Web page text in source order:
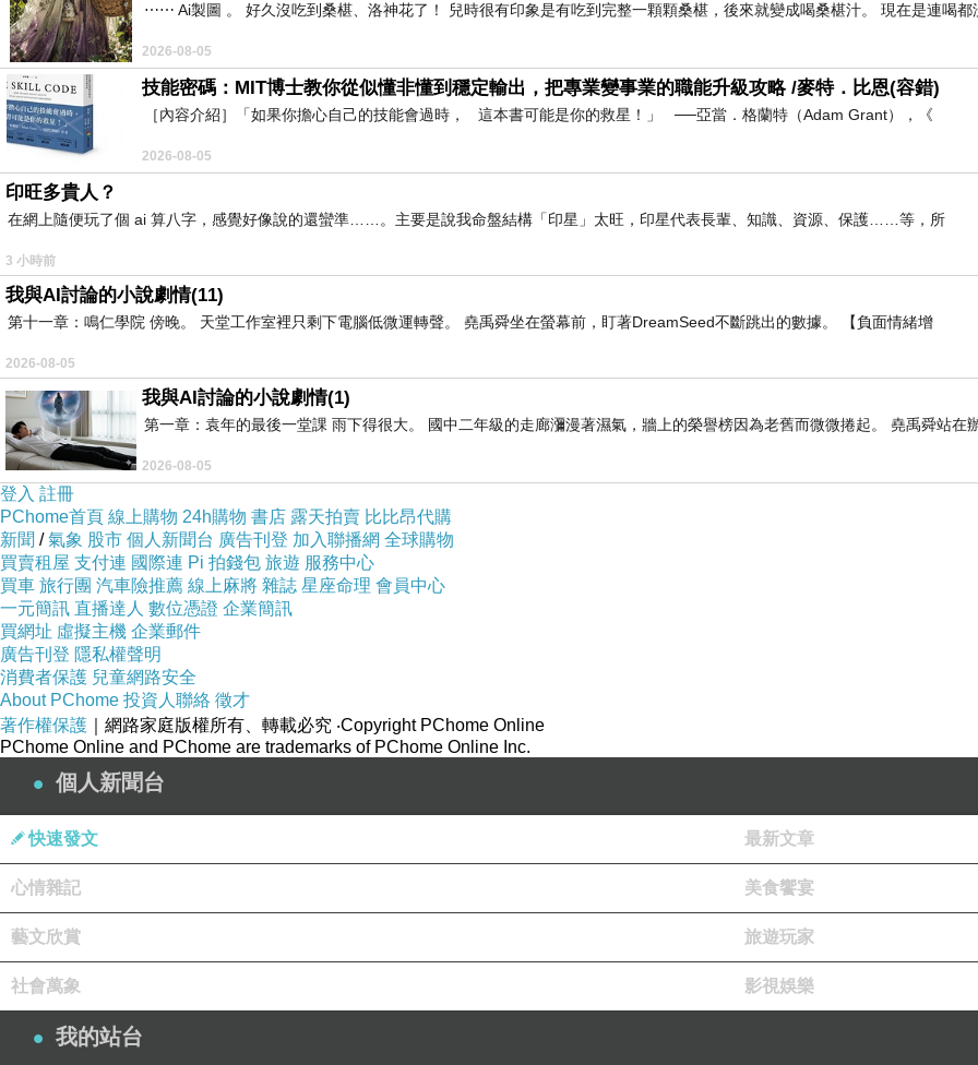
⋯⋯ Ai製圖 。 好久沒吃到桑椹、洛神花了！ 兒時很有印象是有吃到完整一顆顆桑椹，後來就變成喝桑椹汁。 現在是連喝都
2026-08-05
技能密碼：MIT博士教你從似懂非懂到穩定輸出，把專業變事業的職能升級攻略 /麥特．比恩(容錯)
［內容介紹］「如果你擔心自己的技能會過時， 這本書可能是你的救星！」 ──亞當．格蘭特（Adam Grant），《
2026-08-05
印旺多貴人？
在網上隨便玩了個 ai 算八字，感覺好像說的還蠻準……。主要是說我命盤結構「印星」太旺，印星代表長輩、知識、資源、保護……等，所
3 小時前
我與AI討論的小說劇情(11)
第十一章：鳴仁學院 傍晚。 天堂工作室裡只剩下電腦低微運轉聲。 堯禹舜坐在螢幕前，盯著DreamSeed不斷跳出的數據。 【負面情緒增
2026-08-05
我與AI討論的小說劇情(1)
第一章：袁年的最後一堂課 雨下得很大。 國中二年級的走廊瀰漫著濕氣，牆上的榮譽榜因為老舊而微微捲起。 堯禹舜站在
2026-08-05
登入 註冊
PChome首頁 線上購物 24h購物 書店 露天拍賣 比比昂代購
新聞 /氣象 股市 個人新聞台 廣告刊登 加入聯播網 全球購物
買賣租屋 支付連 國際連 Pi 拍錢包 旅遊 服務中心
買車 旅行團 汽車險推薦 線上麻將 雜誌 星座命理 會員中心
一元簡訊 直播達人 數位憑證 企業簡訊
買網址 虛擬主機 企業郵件
廣告刊登 隱私權聲明
消費者保護 兒童網路安全
About PChome 投資人聯絡 徵才
著作權保護 ｜網路家庭版權所有、轉載必究 ‧Copyright PChome Online
PChome Online and PChome are trademarks of PChome Online Inc.
個人新聞台
快速發文 最新文章
心情雜記 美食饗宴
藝文欣賞 旅遊玩家
社會萬象 影視娛樂
我的站台